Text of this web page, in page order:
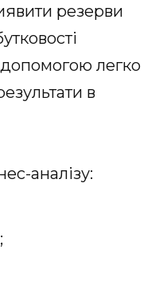
резерви
легко
в
аналізу: